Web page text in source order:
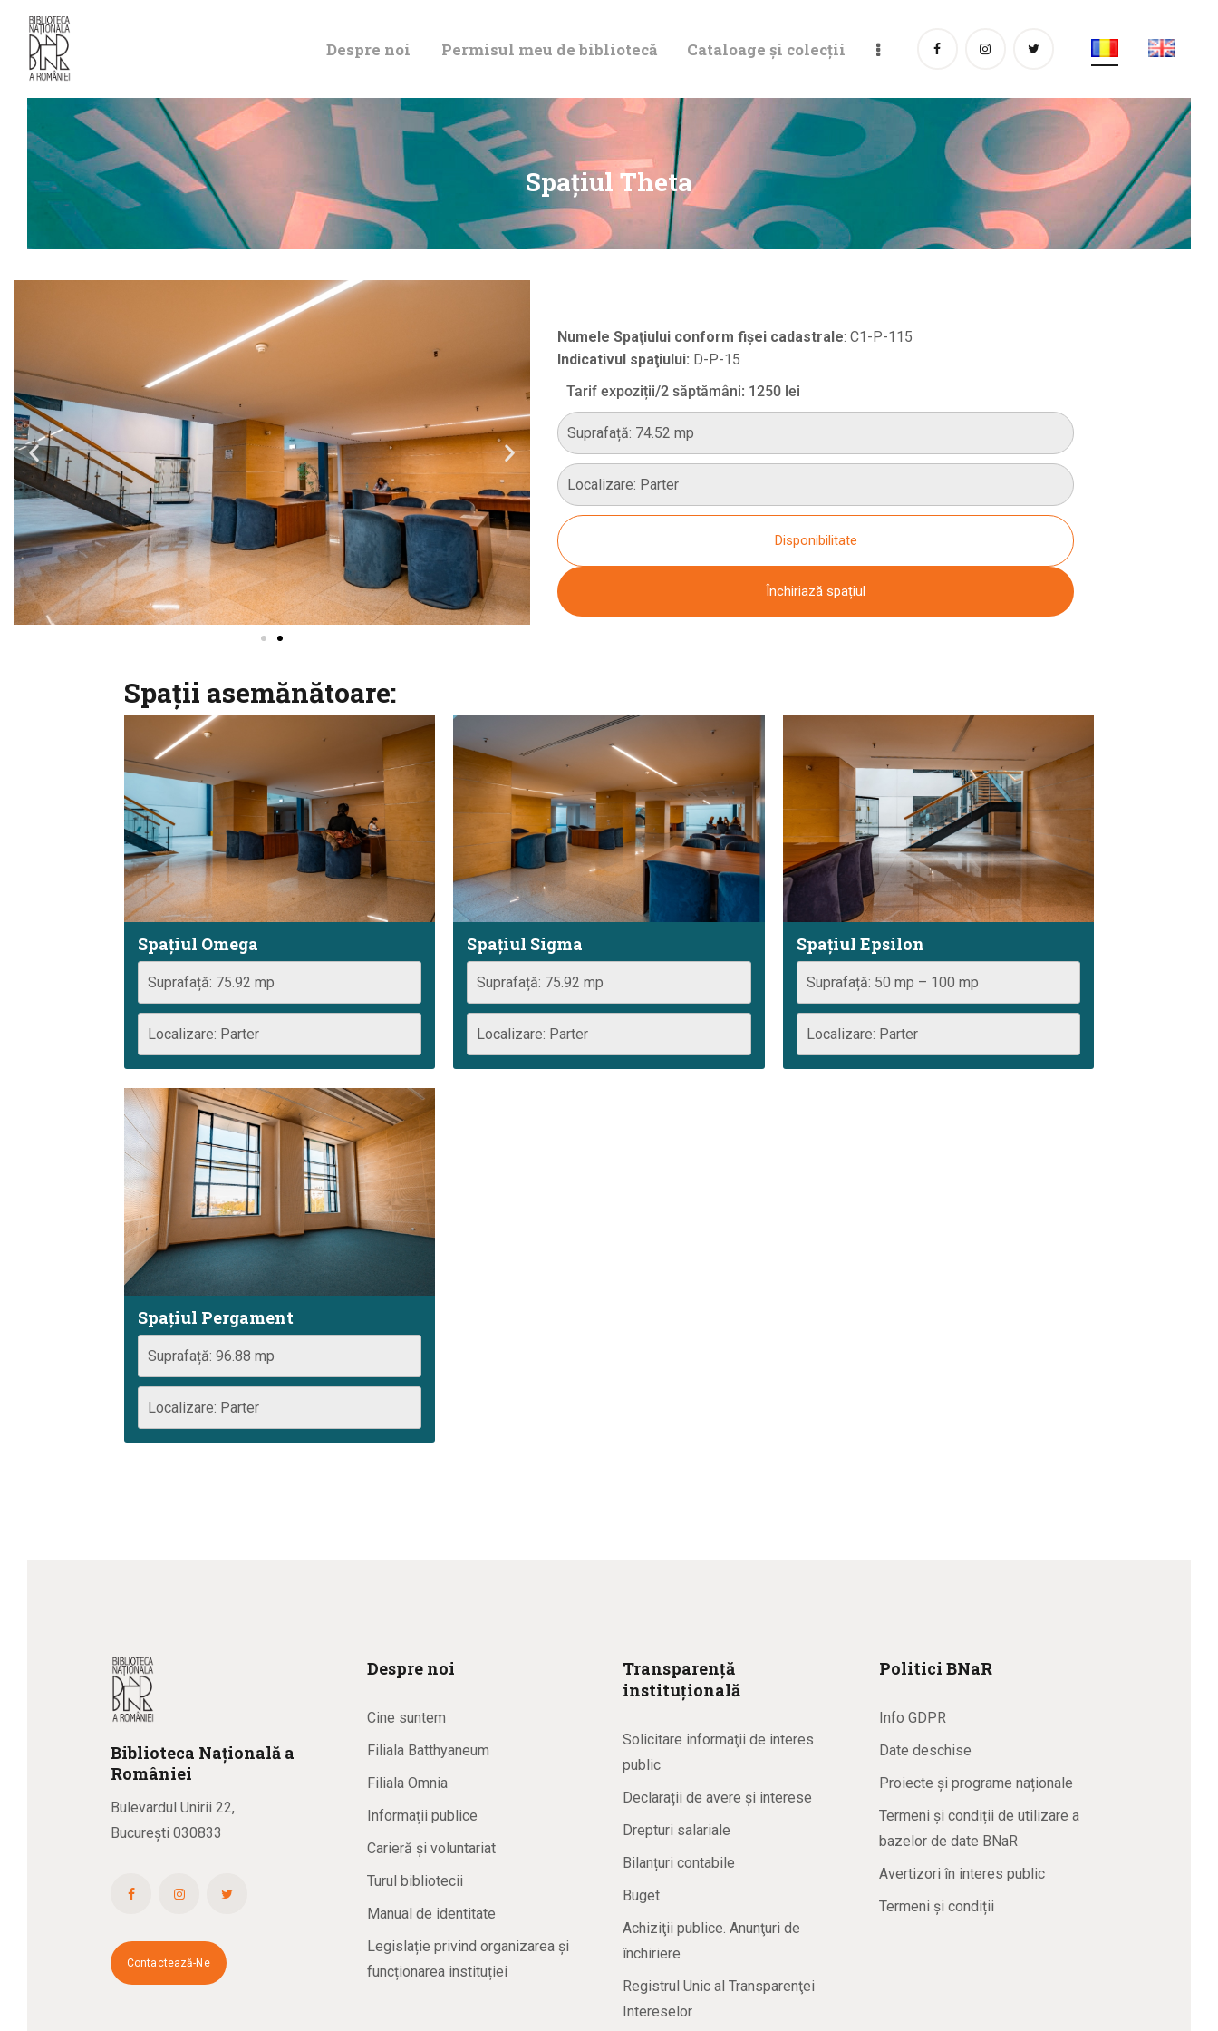
Despre noi Permisul meu de bibliotecă Cataloage și colecții
Spațiul Theta
DE BIBLIOTECĂ
CATALOAGE ȘI
COLECȚII
BIBLIOTECA
EVENIMENTE
CULTURALE
SPAȚII
NOUTĂȚI
Numele Spaţiului conform fişei cadastrale: C1-P-115
Indicativul spaţiului: D-P-15
Tarif expoziții/2 săptămâni: 1250 lei
Suprafață: 74.52 mp
Localizare: Parter
Disponibilitate
Închiriază spațiul
Spații asemănătoare:
Spațiul Omega
Suprafață: 75.92 mp
Localizare: Parter
Spațiul Sigma
Suprafață: 75.92 mp
Localizare: Parter
Spațiul Epsilon
Suprafață: 50 mp – 100 mp
Localizare: Parter
Spațiul Pergament
Suprafață: 96.88 mp
Localizare: Parter
Biblioteca Națională a
României
Bulevardul Unirii 22,
București 030833
Contactează-Ne
Despre noi
Cine suntem
Filiala Batthyaneum
Filiala Omnia
Informații publice
Carieră și voluntariat
Turul bibliotecii
Manual de identitate
Legislație privind organizarea și
funcționarea instituției
Transparență
instituțională
Solicitare informaţii de interes
public
Declarații de avere și interese
Drepturi salariale
Bilanțuri contabile
Buget
Achiziţii publice. Anunţuri de
închiriere
Registrul Unic al Transparenţei
Intereselor
Politici BNaR
Info GDPR
Date deschise
Proiecte și programe naționale
Termeni și condiții de utilizare a
bazelor de date BNaR
Avertizori în interes public
Termeni și condiții